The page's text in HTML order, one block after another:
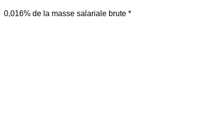
0,016% de la masse salariale brute *